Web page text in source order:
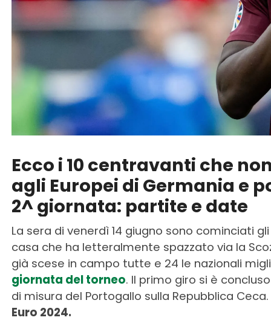
Ecco i 10 centravanti che
agli Europei di Germania e
2^ giornata: partite e date
La sera di venerdì 14 giugno sono cominciati
casa che ha letteralmente spazzato via la
già scese in campo tutte e 24 le nazionali
giornata del torneo. Il primo giro si è
di misura del Portogallo sulla Repubblica Ceca.
Euro 2024.